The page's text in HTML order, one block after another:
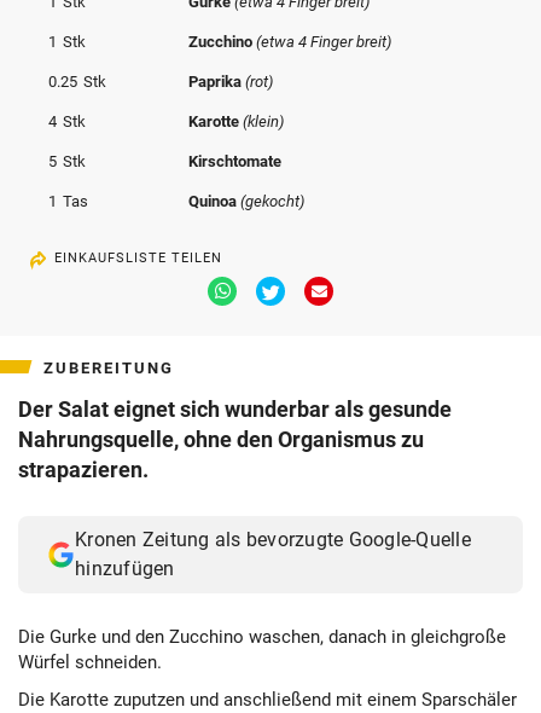
Muthgasse 2, 1190 Wien
1 Stk Zucchino(etwa 4 Finger breit)
0.25 Stk Paprika(rot)
4 Stk Karotte(klein)
5 Stk Kirschtomate
1 Tas Quinoa(gekocht)
EINKAUFSLISTE TEILEN
Via
Whatsapp
Via
Twitter
Via
ZUBEREITUNG
Der Salat eignet sich wunderbar als gesunde
Nahrungsquelle, ohne den Organismus zu
strapazieren.
Kronen Zeitung als bevorzugte Google-Quelle
hinzufügen
Die Gurke und den Zucchino waschen, danach in gleichgroße
Würfel schneiden.
Die Karotte zuputzen und anschließend mit einem Sparschäler